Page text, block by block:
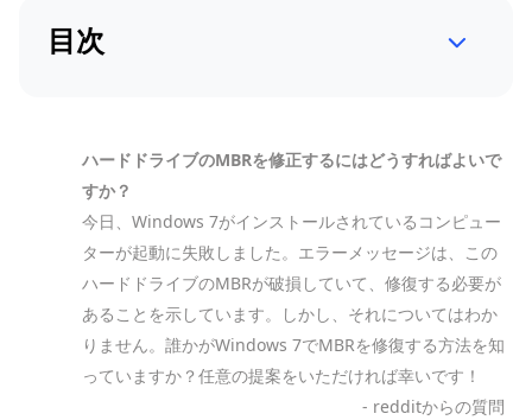
目次
ハードドライブのMBRを修正するにはどうすればよいで
すか？
今日、Windows 7がインストールされているコンピュー
ターが起動に失敗しました。エラーメッセージは、この
ハードドライブのMBRが破損していて、修復する必要が
あることを示しています。しかし、それについてはわか
りません。誰かがWindows 7でMBRを修復する方法を知
っていますか？任意の提案をいただければ幸いです！
- redditからの質問